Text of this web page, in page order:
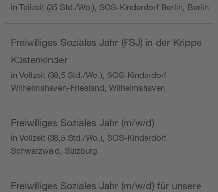
in Teilzeit (35 Std./Wo.), SOS-Kinderdorf Berlin, Berlin
Freiwilliges Soziales Jahr (FSJ) in der Krippe
Küstenkinder
in Vollzeit (38,5 Std./Wo.), SOS-Kinderdorf
Wilhelmshaven-Friesland, Wilhelmshaven
Freiwilliges Soziales Jahr (m/w/d)
in Vollzeit (38,5 Std./Wo.), SOS-Kinderdorf
Schwarzwald, Sulzburg
Freiwilliges Soziales Jahr (m/w/d) für unsere